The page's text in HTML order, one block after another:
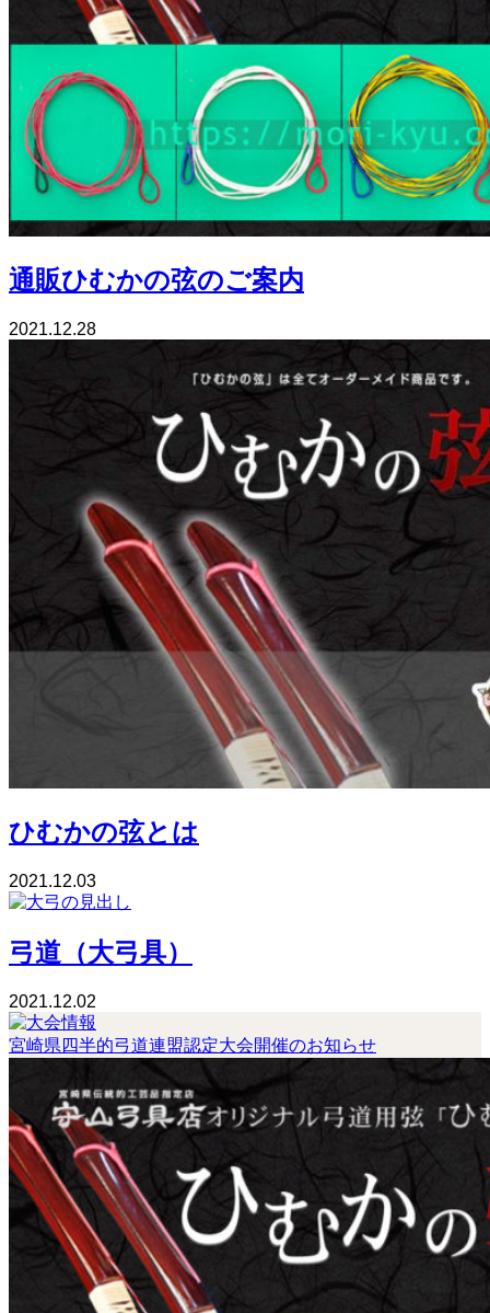
通販ひむかの弦のご案内
2021.12.28
ひむかの弦とは
2021.12.03
弓道（大弓具）
2021.12.02
宮崎県四半的弓道連盟認定大会開催のお知らせ